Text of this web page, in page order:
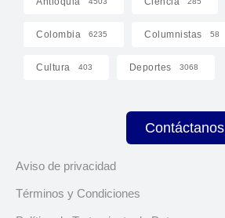
Colombia 6235 Columnistas 58
Cultura 403 Deportes 3068
Contáctanos
Aviso de privacidad
Términos y Condiciones